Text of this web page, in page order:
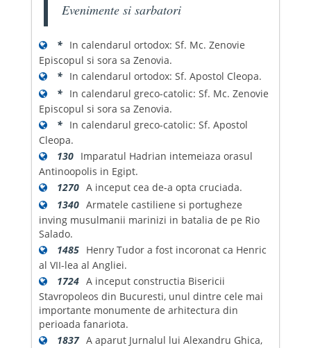
Evenimente si sarbatori
* In calendarul ortodox: Sf. Mc. Zenovie
Episcopul si sora sa Zenovia.
* In calendarul ortodox: Sf. Apostol Cleopa.
* In calendarul greco-catolic: Sf. Mc. Zenovie
Episcopul si sora sa Zenovia.
* In calendarul greco-catolic: Sf. Apostol
Cleopa.
130 Imparatul Hadrian intemeiaza orasul
Antinoopolis in Egipt.
1270 A inceput cea de-a opta cruciada.
1340 Armatele castiliene si portugheze
inving musulmanii marinizi in batalia de pe Rio
Salado.
1485 Henry Tudor a fost incoronat ca Henric
al VII-lea al Angliei.
1724 A inceput constructia Bisericii
Stavropoleos din Bucuresti, unul dintre cele mai
importante monumente de arhitectura din
perioada fanariota.
1837 A aparut Jurnalul lui Alexandru Ghica,